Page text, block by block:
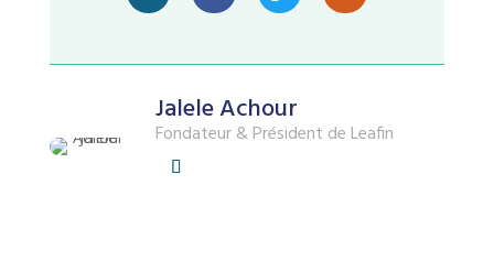
Jalele Achour
Fondateur & Président de Leafin